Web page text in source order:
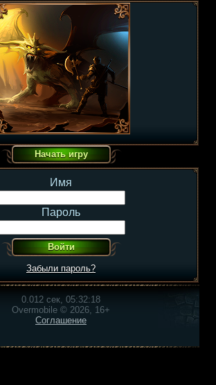
Имя
Пароль
Забыли пароль?
0.012 сек, 05:32:18
Overmobile © 2026, 16+
Соглашение